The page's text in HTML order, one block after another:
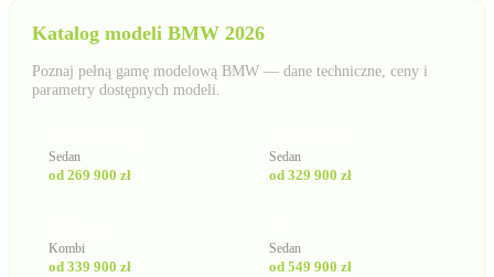
Katalog modeli BMW 2026
Poznaj pełną gamę modelową BMW — dane techniczne, ceny i
parametry dostępnych modeli.
Sedan
od 269 900 zł
Sedan
od 329 900 zł
Kombi
od 339 900 zł
Sedan
od 549 900 zł